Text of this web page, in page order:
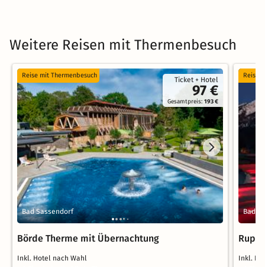
Weitere Reisen mit Thermenbesuch
Ticket + Hotel
97 €
Gesamtpreis:193 €
Reise mit Thermenbesuch
Bad Sassendorf
Börde Therme mit Übernachtung
Inkl. Hotel nach Wahl
Reise
Bad
Inkl.